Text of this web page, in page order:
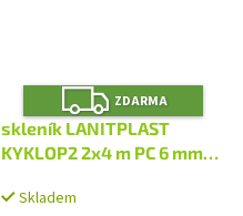
Z
D
A
R
M
ZDARMA
skleník LANITPLAST
KYKLOP2 2x4 m PC 6 mm
Skladem